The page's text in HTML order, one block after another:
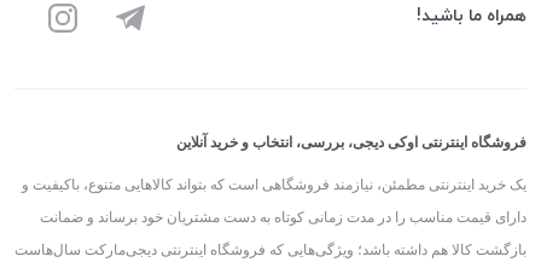
همراه ما باشید!
فروشگاه اینترنتی اوکی دیجی، بررسی، انتخاب و خرید آنلاین
یک خرید اینترنتی مطمئن، نیازمند فروشگاهی است که بتواند کالاهایی متنوع، باکیفیت و
دارای قیمت مناسب را در مدت زمانی کوتاه به دست مشتریان خود برساند و ضمانت
بازگشت کالا هم داشته باشد؛ ویژگی‌هایی که فروشگاه اینترنتی دیجی‌مارکت سال‌هاست